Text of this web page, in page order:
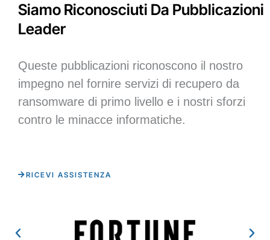
Siamo Riconosciuti Da Pubblicazioni
Leader
Queste pubblicazioni riconoscono il nostro
impegno nel fornire servizi di recupero da
ransomware di primo livello e i nostri sforzi
contro le minacce informatiche.
RICEVI ASSISTENZA